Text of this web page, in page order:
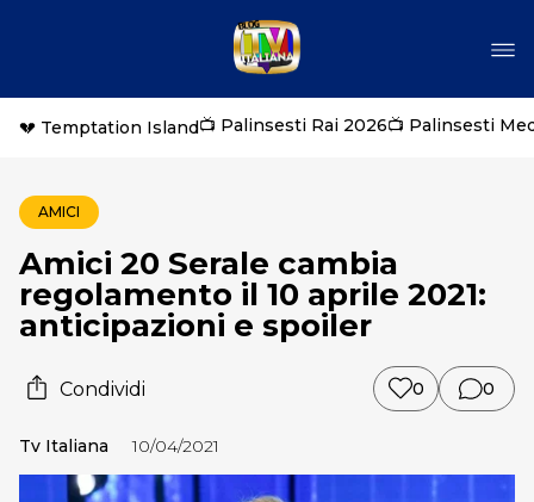
💔 Temptation Island📺 Palinsesti Rai 2026📺 Palinsesti
AMICI
Amici 20 Serale cambia
regolamento il 10 aprile 2021:
anticipazioni e spoiler
Condividi 0 0
Tv Italiana 10/04/2021